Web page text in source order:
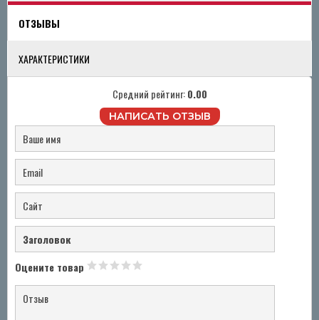
ОТЗЫВЫ
ХАРАКТЕРИСТИКИ
Средний рейтинг:0.00
НАПИСАТЬ ОТЗЫВ
Оцените товар